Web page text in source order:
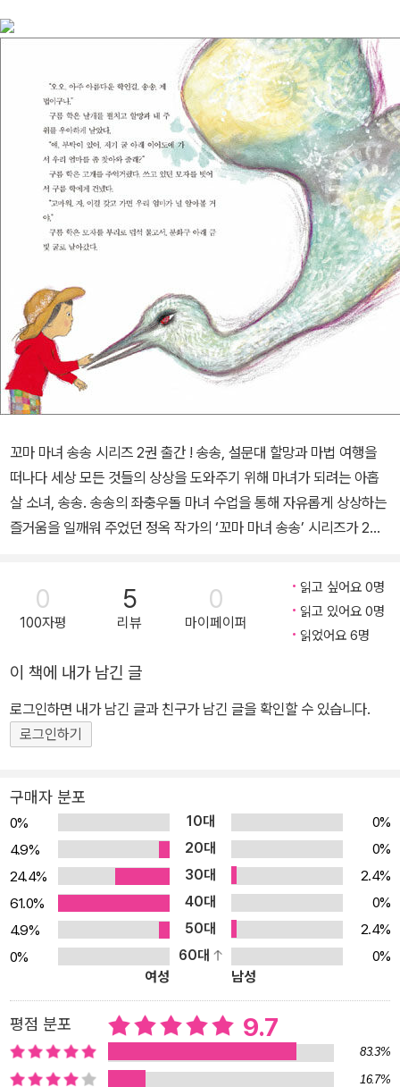
꼬마 마녀 송송 시리즈 2권 출간 ! 송송, 설문대 할망과 마법 여행을
떠나다 세상 모든 것들의 상상을 도와주기 위해 마녀가 되려는 아홉
살 소녀, 송송. 송송의 좌충우돌 마녀 수업을 통해 자유롭게 상상하는
즐거움을 일깨워 주었던 정옥 작가의 ‘꼬마 마녀 송송’ 시리즈가 2권
야》에서 송송이 할머니를 만나면서 주위의 평범한 사물을 다시 돌아
보게 되었다면, 2권 《넌 무슨 상상하니》에서 송송은 할머니의 품을
떠나, 설문대 할망과 제주도에서 마법 여행을 하면서 꿈을 이루고 싶
꿈을 꾸는 바위 등 송송이 만나는 ‘엉뚱한 상상을 하는 존재’를 통해,
정옥 작가는 ‘사회’라는 큰 집단에서 무시되기 쉬운 각자 개성의 소중
함을 보여 준다. “빗자루는 땅이나 쓸어야 한다고 생각할 때, 처음으
로 하늘을 날고 싶다고 상상한 빗자루. 그 빗자루가 위대하다”고 말하
묻는다. 또한 자신의 꿈이, 상상이 남들과 다르다고 해서 부끄러워하
거나 포기할 필요가 없다고 용기를 북돋아 준다. 용감한 상상을 하고
있는 너에게, 마법은 우리 일상에서 지금도 일어나고 있다 ! 내일이 오
늘보다 나은 건 ‘상상’할 수 있기 때문일 것이다. 우리는 누구나 마음
속에 저마다의 상상을 품고 가꾸며 살아가는 존재다. 한 사람이 상상
하기 시작하면, 또 한 사람이 그 꿈에 반하고, 또 다른 사람이 그 꿈을
이루기 위해 모여들고……. 그렇게 세상은 상상하는 사람들의 꿈으로
채워져 기적 같은 일들을 선사한다. 그래서 정옥 작가는 늘 ‘상상’이
근사한 ‘마법’ 같다고 생각했다. 어른들은 마법이 동화에나 나오는 꾸
며낸 이야기라고 여기곤 한다. 하지만 마법은 거짓이 아니라 단지 지
금 존재하지 않는 진실, 우리 눈에 보이지 않는 진실, 상상하기 전에는
결코 일어나지 않는 진실, 바로 ‘꿈’일 것이다. 더 나은 세상을 만들기
0
100자평
5
리뷰
0
마이페이퍼
읽고 싶어요 0명
읽고 있어요 0명
읽었어요 6명
이 책에 내가 남긴 글
로그인하면 내가 남긴 글과 친구가 남긴 글을 확인할 수 있습니다.
로그인하기
구매자 분포
0% 10대
0%
4.9%
20대
0%
24.4%
30대
2.4%
61.0%
40대
0%
4.9%
50대
2.4%
0%
60대
0%
여성
남성
평점 분포 9.7
83.3%
16.7%